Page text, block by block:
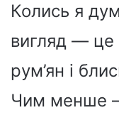
Колись я
вигляд — це
рум’ян і
Чим менше